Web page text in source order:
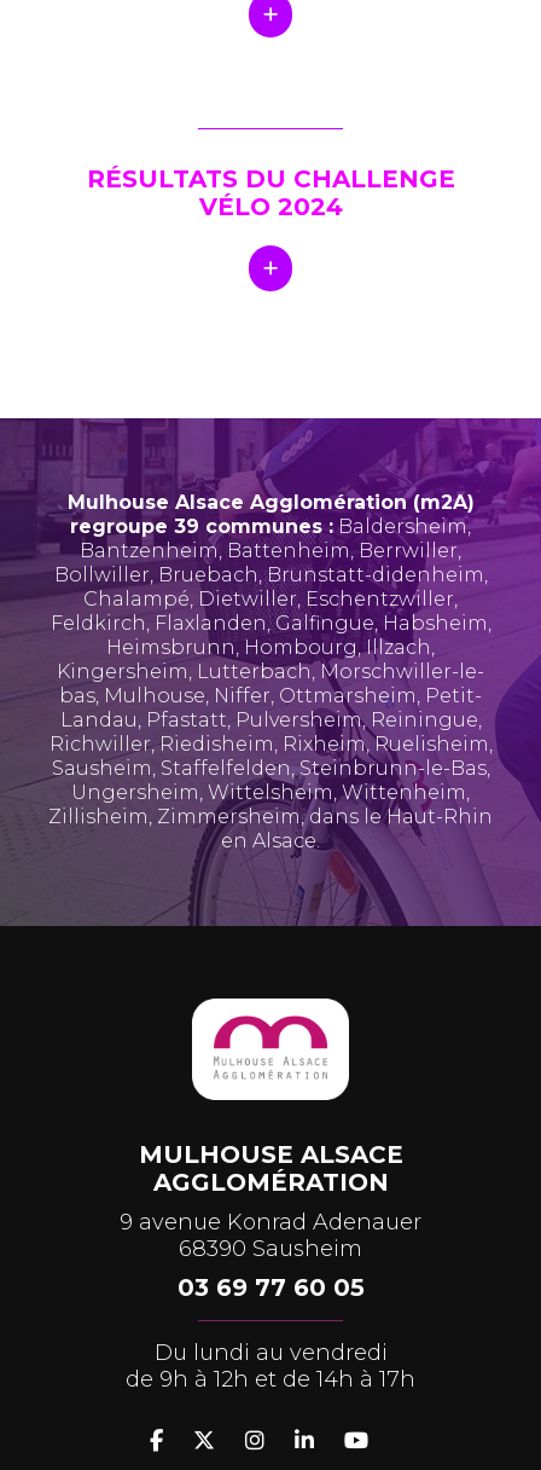
RÉSULTATS DU CHALLENGE
VÉLO 2024
Mulhouse Alsace Agglomération (m2A)
regroupe 39 communes : Baldersheim,
Bantzenheim, Battenheim, Berrwiller,
Bollwiller, Bruebach,Brunstatt-didenheim,
Chalampé, Dietwiller, Eschentzwiller,
Feldkirch, Flaxlanden,Galfingue, Habsheim,
Heimsbrunn, Hombourg,Illzach,
Kingersheim, Lutterbach, Morschwiller-le-
bas, Mulhouse, Niffer, Ottmarsheim, Petit-
Landau, Pfastatt, Pulversheim, Reiningue,
Richwiller,Riedisheim, Rixheim,Ruelisheim,
Sausheim, Staffelfelden, Steinbrunn-le-Bas,
Ungersheim, Wittelsheim,Wittenheim,
Zillisheim, Zimmersheim, dans le Haut-Rhin
en Alsace.
MULHOUSE ALSACE
AGGLOMÉRATION
9 avenue Konrad Adenauer
68390 Sausheim
03 69 77 60 05
Du lundi au vendredi
de 9h à 12h et de 14h à 17h